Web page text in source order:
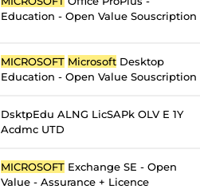
Education - Open Value Souscription
MICROSOFT Microsoft Desktop
Education - Open Value Souscription
DsktpEdu ALNG LicSAPk OLV E 1Y
Acdmc UTD
MICROSOFT Exchange SE - Open
Value - Assurance + Licence